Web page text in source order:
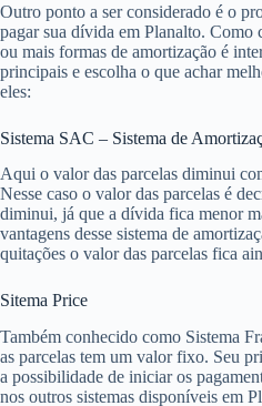
Outro ponto a ser considerado é o
pagar sua dívida em Planalto. Como
ou mais formas de amortização é
principais e escolha o que achar
eles:
Sistema SAC – Sistema de
Aqui o valor das parcelas diminui
Nesse caso o valor das parcelas é
diminui, já que a dívida fica menor
vantagens desse sistema de
quitações o valor das parcelas fica
Sitema Price
Também conhecido como Sistema
as parcelas tem um valor fixo. Seu
a possibilidade de iniciar os
nos outros sistemas disponíveis em